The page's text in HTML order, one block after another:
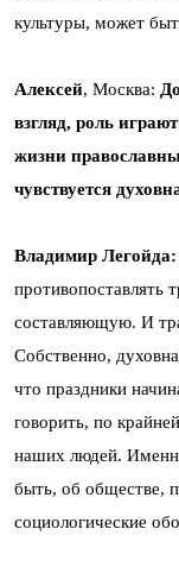
культуры, может
Алексей, Москва:
взгляд, роль
жизни
чувствуется
Владимир Легойда:
противопоставлять
составляющую. И
Собственно,
что праздники
говорить, по
наших людей.
быть, об обществе,
социологические